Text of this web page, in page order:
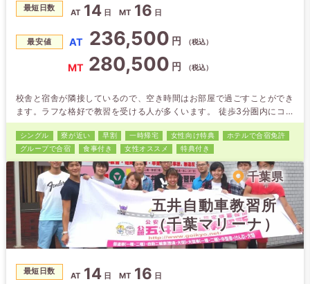
最短日数 AT 14 日 MT 16 日
最安値 AT 236,500 円 （税込）
MT 280,500 円 （税込）
校舎と宿舎が隣接しているので、空き時間はお部屋で過ごすことができ
ます。ラフな格好で教習を受ける人が多くいます。 徒歩3分圏内にコン
ビニや大型ショッピングセンターがあるので生活にも不自由しません。
シングル 寮が近い 早割 一時帰宅 女性向け特典
ホテルで合宿免許
グループで合宿
食事付き 女性オススメ 特典付き
千葉県
五井自動車教習所
（千葉マリーナ）
最短日数 AT 14 日 MT 16 日